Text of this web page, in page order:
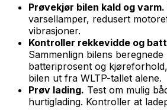
Prøvekjør bilen kald og varm.
varsellamper, redusert
vibrasjoner.
Kontroller rekkevidde og
Sammenlign bilens
batteriprosent og
bilen ut fra WLTP-tallet alene.
Prøv lading. Test om mulig
hurtiglading. Kontroller at